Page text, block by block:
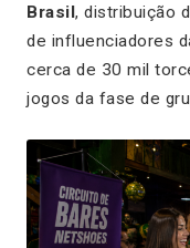
Brasil, distribuição
de influenciadores
cerca de 30 mil
jogos da fase de